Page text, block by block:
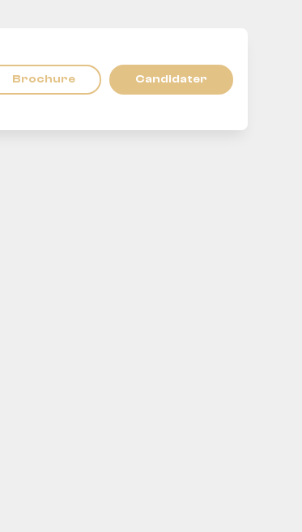
Brochure Candidater